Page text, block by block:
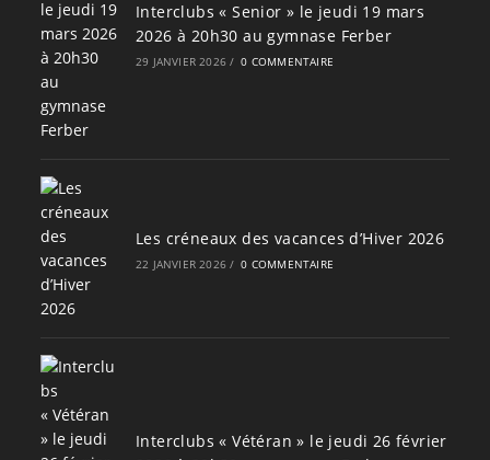
Interclubs « Senior » le jeudi 19 mars
2026 à 20h30 au gymnase Ferber
29 JANVIER 2026 / 0 COMMENTAIRE
Les créneaux des vacances d’Hiver 2026
22 JANVIER 2026 / 0 COMMENTAIRE
Interclubs « Vétéran » le jeudi 26 février